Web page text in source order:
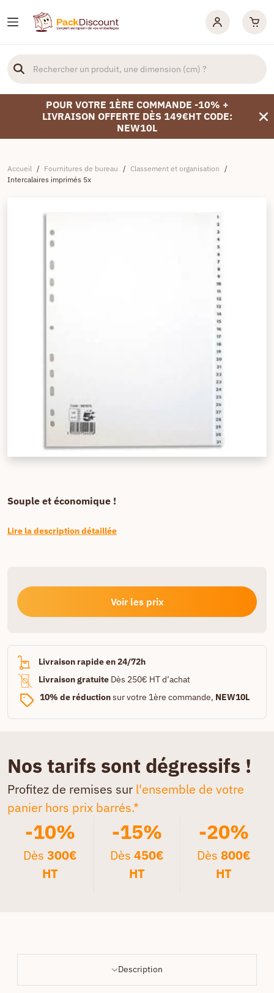
POUR VOTRE 1ÈRE COMMANDE -10% +
LIVRAISON OFFERTE DÈS 149€HT CODE:
NEW10L
Accueil / Fournitures de bureau / Classement et organisation /
Intercalaires imprimés 5x
Souple et économique !
Lire la description détaillée
Voir les prix
Livraison rapide en 24/72h
Livraison gratuite Dès 250€ HT d’achat
10% de réductionsur votre 1ère commande, NEW10L
Nos tarifs sont dégressifs !
Profitez de remises sur l'ensemble de votre
panier hors prix barrés.*
-10%
Dès300€
HT
-15%
Dès 450€
HT
-20%
Dès 800€
HT
Description